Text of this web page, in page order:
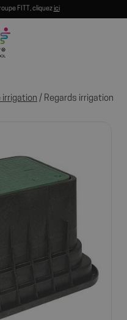
FITT, cliquezici
irrigation / Regards irrigation